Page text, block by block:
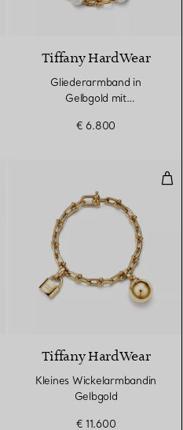
Tiffany HardWear
Gliederarmband in
Gelbgold mit
€ 6.800
Wickelarmband in
Tiffany HardWear
Kleines Wickelarmbandin
Gelbgold
€ 11.600